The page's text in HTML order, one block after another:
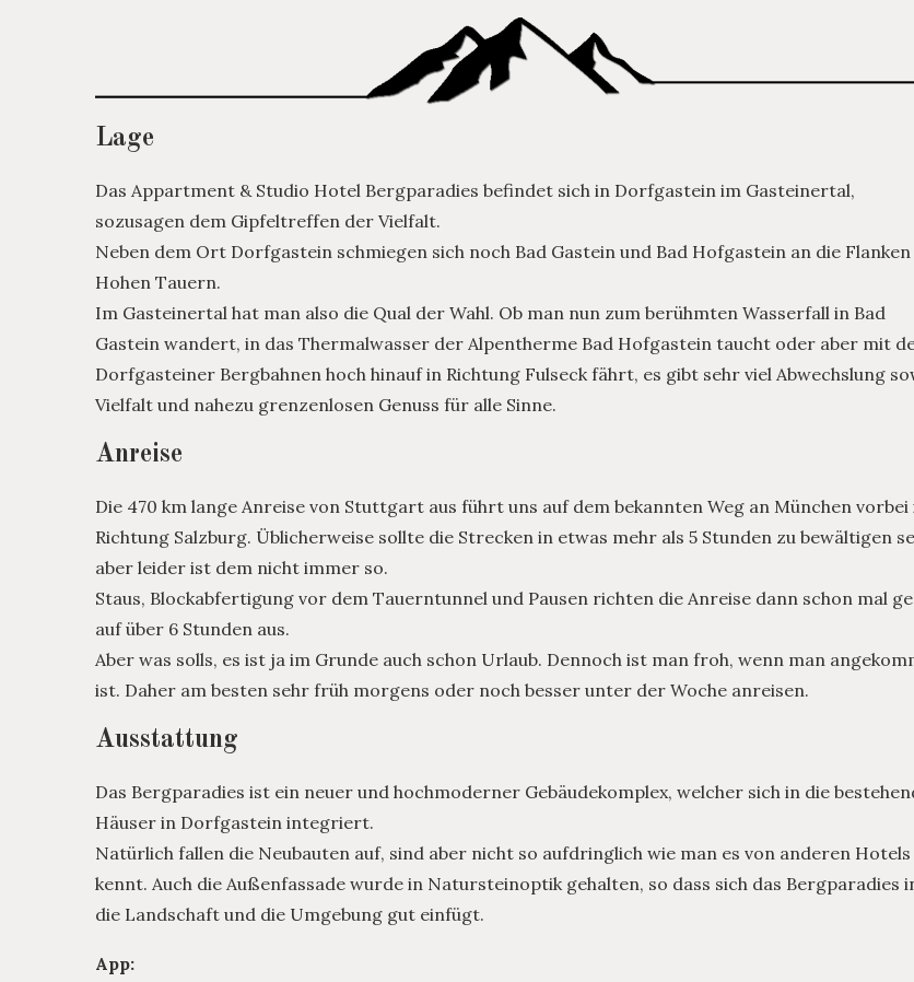
Lage
Das Appartment & Studio Hotel Bergparadies befindet sich in Dorfgastein im Gasteinertal,
sozusagen dem Gipfeltreffen der Vielfalt.
Neben dem Ort Dorfgastein schmiegen sich noch Bad Gastein und Bad Hofgastein an die
Hohen Tauern.
Im Gasteinertal hat man also die Qual der Wahl. Ob man nun zum berühmten Wasserfall in Bad
Gastein wandert, in das Thermalwasser der Alpentherme Bad Hofgastein taucht oder aber mit
Dorfgasteiner Bergbahnen hoch hinauf in Richtung Fulseck fährt, es gibt sehr viel Abwechslung
Vielfalt und nahezu grenzenlosen Genuss für alle Sinne.
Anreise
Die 470 km lange Anreise von Stuttgart aus führt uns auf dem bekannten Weg an München vorbei
Richtung Salzburg. Üblicherweise sollte die Strecken in etwas mehr als 5 Stunden zu bewältigen
aber leider ist dem nicht immer so.
Staus, Blockabfertigung vor dem Tauerntunnel und Pausen richten die Anreise dann schon mal
auf über 6 Stunden aus.
Aber was solls, es ist ja im Grunde auch schon Urlaub. Dennoch ist man froh, wenn man
ist. Daher am besten sehr früh morgens oder noch besser unter der Woche anreisen.
Ausstattung
Das Bergparadies ist ein neuer und hochmoderner Gebäudekomplex, welcher sich in die
Häuser in Dorfgastein integriert.
Natürlich fallen die Neubauten auf, sind aber nicht so aufdringlich wie man es von anderen Hotels
kennt. Auch die Außenfassade wurde in Natursteinoptik gehalten, so dass sich das Bergparadies
die Landschaft und die Umgebung gut einfügt.
App: